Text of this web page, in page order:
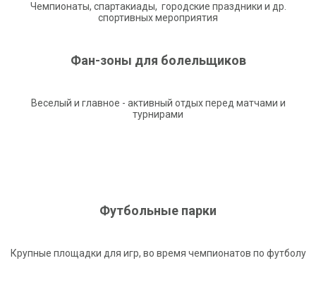
Чемпионаты, спартакиады, городские праздники и др.
спортивных мероприятия
Фан-зоны для болельщиков
Веселый и главное - активный отдых перед матчами и
турнирами
Футбольные парки
Крупные площадки для игр, во время чемпионатов по футболу